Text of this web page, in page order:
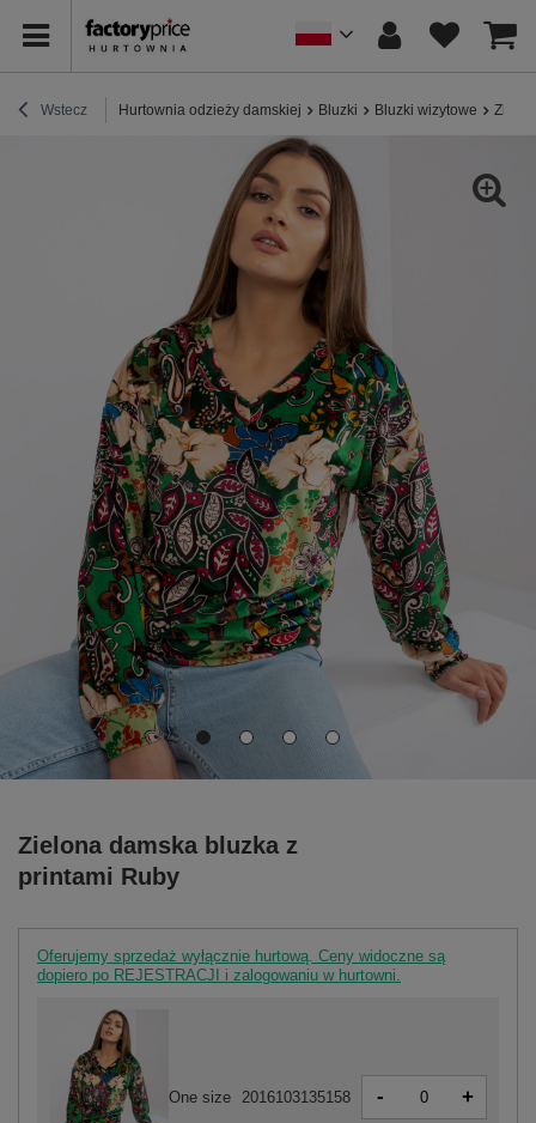
Wstecz Hurtownia odzieży damskiej Bluzki Bluzki wizytowe
Zielona damska bluzka z
printami Ruby
Oferujemy sprzedaż wyłącznie hurtową. Ceny widoczne są
dopiero po REJESTRACJI i zalogowaniu w hurtowni.
One size 2016103135158 - +